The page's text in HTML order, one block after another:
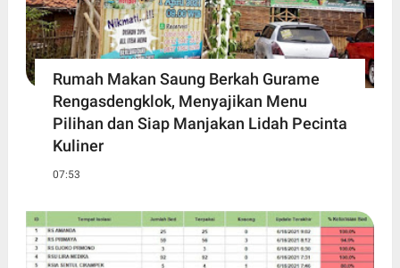
Rumah Makan Saung Berkah Gurame
Rengasdengklok, Menyajikan Menu
Pilihan dan Siap Manjakan Lidah Pecinta
Kuliner
07:53